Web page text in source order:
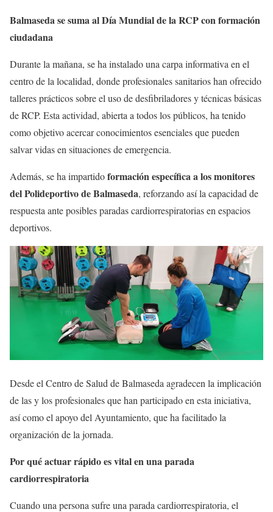
Balmaseda se suma al Día Mundial de la RCP con formación
ciudadana
Durante la mañana, se ha instalado una carpa informativa en el
centro de la localidad, donde profesionales sanitarios han ofrecido
talleres prácticos sobre el uso de desfibriladores y técnicas básicas
de RCP. Esta actividad, abierta a todos los públicos, ha tenido
como objetivo acercar conocimientos esenciales que pueden
salvar vidas en situaciones de emergencia.
Además, se ha impartidoformación específica a los monitores
del Polideportivo de Balmaseda, reforzando así la capacidad de
respuesta ante posibles paradas cardiorrespiratorias en espacios
deportivos.
Desde el Centro de Salud de Balmaseda agradecen la implicación
de las y los profesionales que han participado en esta iniciativa,
así como el apoyo del Ayuntamiento, que ha facilitado la
organización de la jornada.
Por qué actuar rápido es vital en una parada
cardiorrespiratoria
Cuando una persona sufre una parada cardiorrespiratoria, el